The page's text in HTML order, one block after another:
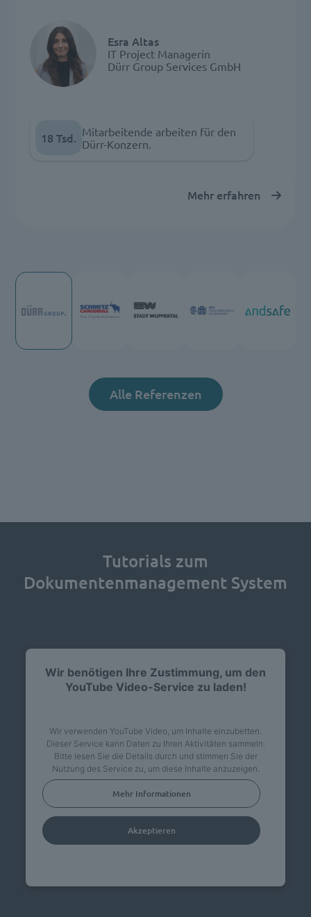
Esra Altas
IT Project Managerin
Dürr Group Services GmbH
18 Tsd. Mitarbeitende arbeiten für den
Dürr-Konzern.
Mehr erfahren
Alle Referenzen
Tutorials zum
Dokumentenmanagement System
Wir benötigen Ihre Zustimmung, um den
YouTube Video-Service zu laden!
Wir verwenden YouTube Video, um Inhalte einzubetten.
Dieser Service kann Daten zu Ihren Aktivitäten sammeln.
Bitte lesen Sie die Details durch und stimmen Sie der
Nutzung des Service zu, um diese Inhalte anzuzeigen.
Mehr Informationen
Akzeptieren